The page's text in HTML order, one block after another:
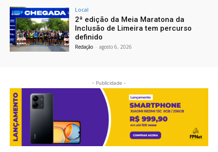
Local
2ª edição da Meia Maratona da
Inclusão de Limeira tem percurso
definido
Redação - agosto 6, 2026
- Publicidade -